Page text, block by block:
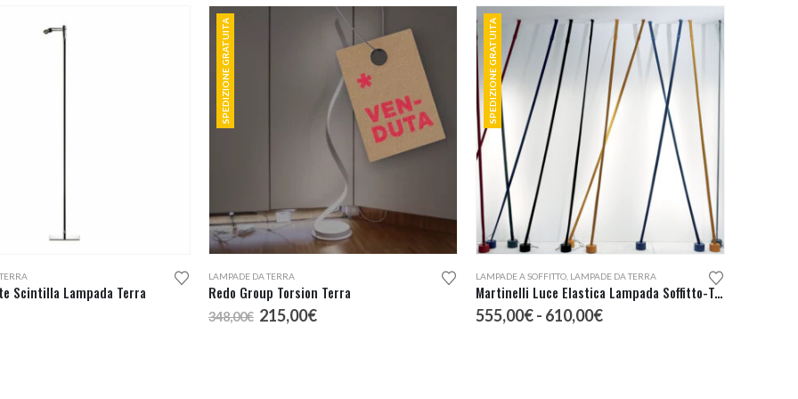
Scintilla Lampada Terra
SPEDIZIONE GRATUITA
LAMPADE DA TERRA
Redo Group Torsion Terra
348,00€ Il
prezzo
215,00€Il
SPEDIZIONE GRATUITA
Questo prodotto ha più varianti. Le opzioni possono essere scelte nella pagina del prodotto
LAMPADE A SOFFITTO LAMPADE DA TERRA
Martinelli Luce Elastica Lampada Soffitto-Terra
555,00€- 610,00€Fascia